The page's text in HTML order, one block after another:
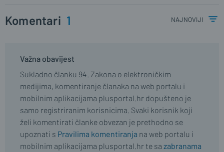
Komentari 1 najnoviji
Važna obavijest
Sukladno članku 94. Zakona o elektroničkim
medijima, komentiranje članaka na web portalu i
mobilnim aplikacijama plusportal.hr dopušteno je
samo registriranim korisnicima. Svaki korisnik koji
želi komentirati članke obvezan je prethodno se
upoznati s Pravilima komentiranja na web portalu i
mobilnim aplikacijama plusportal.hr te sa zabranama